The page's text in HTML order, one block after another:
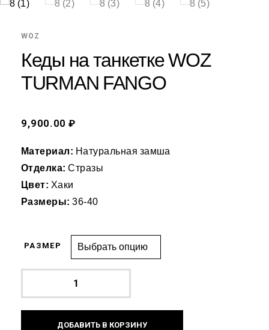
WOZ
Кеды на танкетке WOZ
TURMAN FANGO
9,900.00 ₽
Материал: Натуральная замша
Отделка:Стразы
Цвет: Хаки
Размеры:36-40
РАЗМЕР
ДОБАВИТЬ В КОРЗИНУ